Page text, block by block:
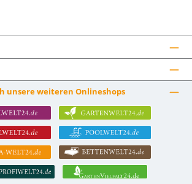
unsere weiteren Onlineshops